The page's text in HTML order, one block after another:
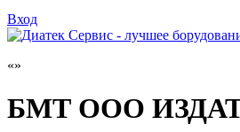
Вход
БМТ ООО